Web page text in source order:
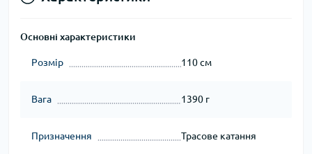
Основні характеристики
Розмір 110 см
Вага 1390 г
Призначення Трасове катання